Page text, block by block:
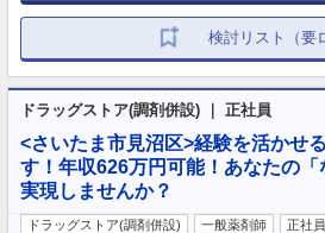
検討リスト（要
ドラッグストア(調剤併設) ｜ 正社員
<さいたま市見沼区>経験を活かせ
す！年収626万円可能！あなたの
実現しませんか？
ドラッグストア(調剤併設) 一般薬剤師 正社員